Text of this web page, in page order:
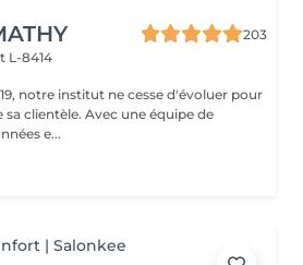
203
L-8414
notre institut ne cesse d'évoluer pour
sa clientèle. Avec une équipe de
e...